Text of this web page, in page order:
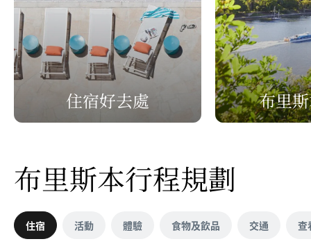
住宿好去處 布里
布里斯本行程規劃
住宿 活動 體驗 食物及飲品 交通 查